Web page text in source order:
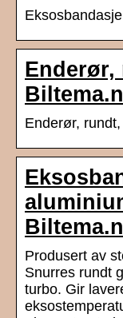
Enderør,
Enderør,
Produsert av
Snurres rundt
turbo. Gir